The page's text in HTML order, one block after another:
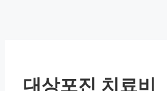
대상포진 치료비